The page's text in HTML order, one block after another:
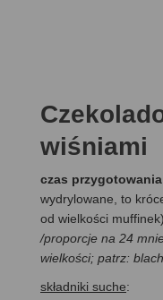
wiśniami
czas
wydrylowane, to
od wielkości muffinek)
/proporcje na 24
wielkości; patrz:
składniki suche: